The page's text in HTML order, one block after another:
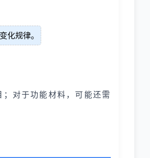
化规律。
对于功能材料，可能还需